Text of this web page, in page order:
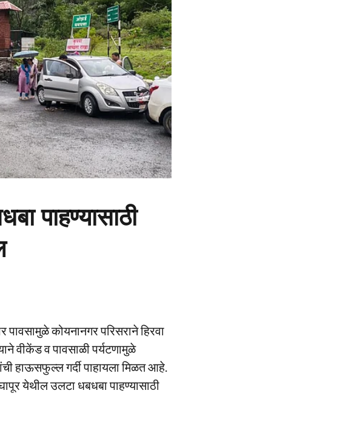
पाहण्यासाठी
कोयनानगर परिसराने हिरवा
वीकेंड व पावसाळी पर्यटणामुळे
हाऊसफुल्ल गर्दी पाहायला मिळत आहे.
येथील उलटा धबधबा पाहण्यासाठी